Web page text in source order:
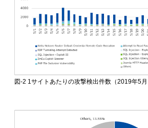
図-2 1サイトあたりの攻撃検出件数（2019年5月